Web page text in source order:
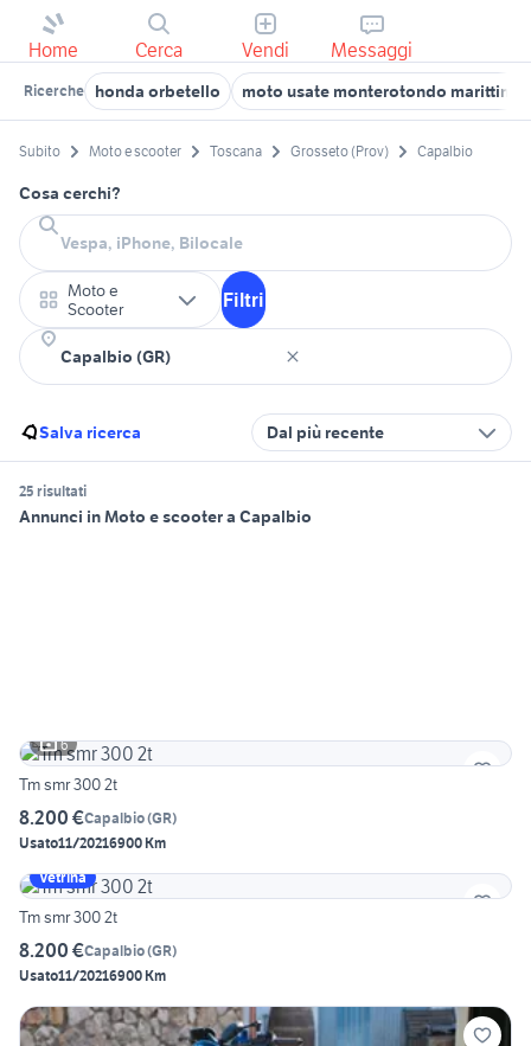
Home Cerca Vendi Messaggi
Ricerche honda orbetello moto usate monterotondo marittimo
Subito Moto e scooter Toscana Grosseto (Prov) Capalbio
Cosa cerchi?
Moto e
Scooter
Filtri
Salva ricerca Dal più recente
25 risultati
Annunci in Moto e scooter a Capalbio
6
Tm smr 300 2t
8.200 €Capalbio(GR)
Usato11/20216900 Km
Vetrina
Tm smr 300 2t
8.200 €Capalbio(GR)
Usato11/20216900 Km